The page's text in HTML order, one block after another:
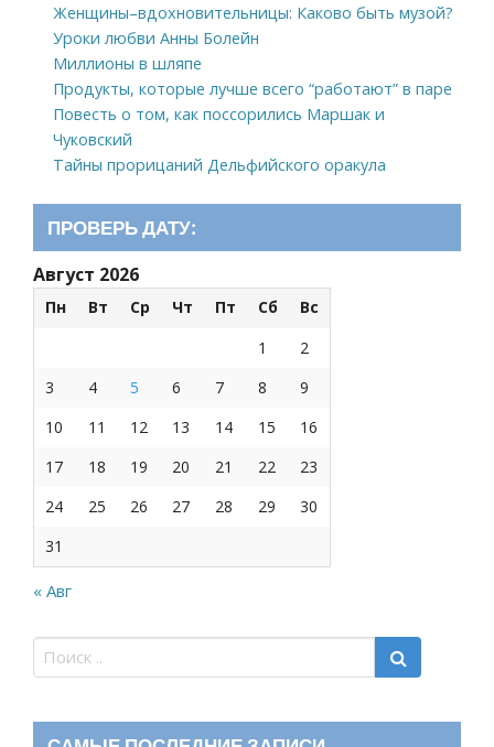
Женщины–вдохновительницы: Каково быть музой?
Уроки любви Анны Болейн
Миллионы в шляпе
Продукты, которые лучше всего “работают” в паре
Повесть о том, как поссорились Маршак и
Чуковский
Тайны прорицаний Дельфийского оракула
ПРОВЕРЬ ДАТУ:
Август 2026
Пн Вт Ср Чт Пт Сб
Вс
1
2
3
4 5 6 7 8
9
10
11 12 13 14 15
16
17
18 19 20 21 22
23
24
25 26 27 28 29
30
31
« Авг